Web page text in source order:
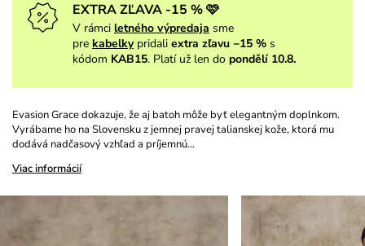
EXTRA ZĽAVA -15 % 🩷
V rámci letného výpredaja sme
pre kabelky pridali extra zľavu −15 % s
kódom KAB15. Platí už len do pondělí 10.8.
Evasion Grace dokazuje, že aj batoh môže byť elegantným doplnkom.
Vyrábame ho na Slovensku z jemnej pravej talianskej kože, ktorá mu
dodává nadčasový vzhľad a príjemnú…
Viac informácií